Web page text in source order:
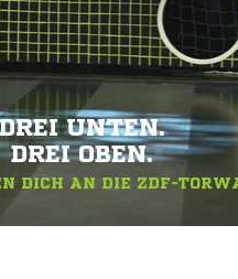
DREI UNTEN.
DREI OBEN.
DICH AN DIE ZDF-